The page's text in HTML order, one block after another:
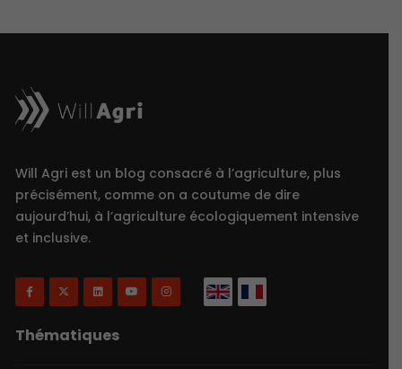
Will Agri est un blog consacré à l’agriculture, plus
précisément, comme on a coutume de dire
aujourd’hui, à l’agriculture écologiquement intensive
et inclusive.
Thématiques